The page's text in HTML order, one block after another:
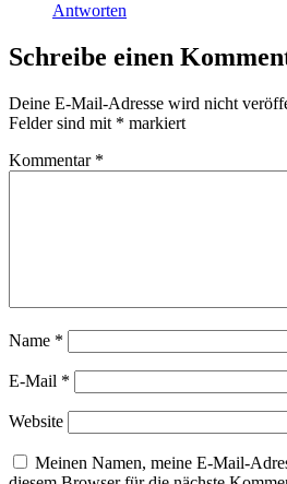
Antworten
Schreibe einen
Deine E-Mail-Adresse wird nicht
Felder sind mit * markiert
Kommentar *
Name *
E-Mail *
Website
Meinen Namen, meine E-Mail-